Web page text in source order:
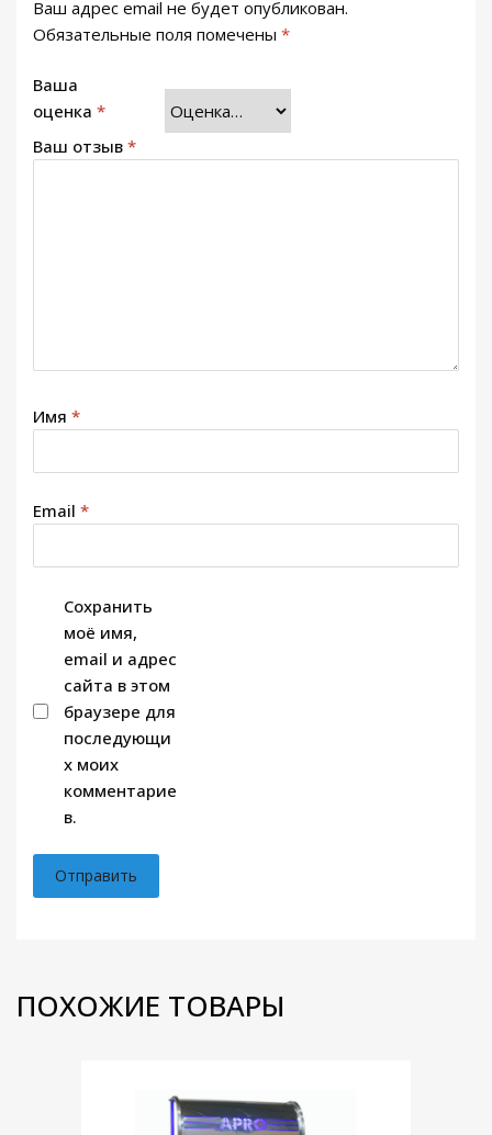
Ваш адрес email не будет опубликован.
Обязательные поля помечены *
Ваша
оценка *
Ваш отзыв *
Имя *
Email *
Сохранить
моё имя,
email и адрес
сайта в этом
браузере для
последующи
х моих
комментарие
в.
ПОХОЖИЕ ТОВАРЫ